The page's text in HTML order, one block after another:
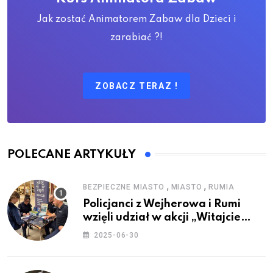
Jak zostać Animatorem Zabaw dla Dzieci i
zarabiać ?!
ZOBACZ TERAZ !
POLECANE ARTYKUŁY
BEZPIECZNE MIASTO , MIASTO ,RUMIA
Policjanci z Wejherowa i Rumi
wzięli udział w akcji „Witajcie
Wakacje”
2025-06-30